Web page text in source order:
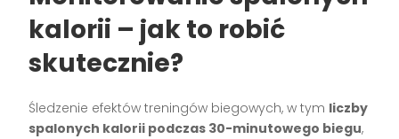
kalorii – jak to robić
skutecznie?
Śledzenie efektów treningów biegowych, w tym liczby
spalonych kalorii podczas 30-minutowego biegu,